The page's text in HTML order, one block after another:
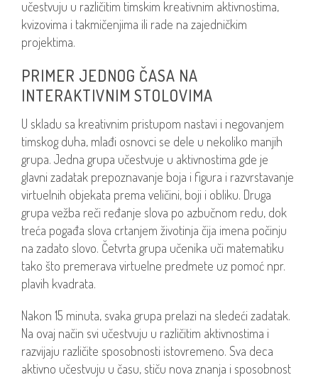
učestvuju u različitim timskim kreativnim aktivnostima,
kvizovima i takmičenjima ili rade na zajedničkim
projektima.
PRIMER JEDNOG ČASA NA
INTERAKTIVNIM STOLOVIMA
U skladu sa kreativnim pristupom nastavi i negovanjem
timskog duha, mlađi osnovci se dele u nekoliko manjih
grupa. Jedna grupa učestvuje u aktivnostima gde je
glavni zadatak prepoznavanje boja i figura i razvrstavanje
virtuelnih objekata prema veličini, boji i obliku. Druga
grupa vežba reči ređanje slova po azbučnom redu, dok
treća pogađa slova crtanjem životinja čija imena počinju
na zadato slovo. Četvrta grupa učenika uči matematiku
tako što premerava virtuelne predmete uz pomoć npr.
plavih kvadrata.
Nakon 15 minuta, svaka grupa prelazi na sledeći zadatak.
Na ovaj način svi učestvuju u različitim aktivnostima i
razvijaju različite sposobnosti istovremeno. Sva deca
aktivno učestvuju u času, stiču nova znanja i sposobnost